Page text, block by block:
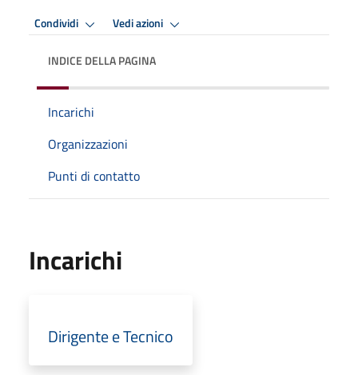
Condividi Vedi azioni
INDICE DELLA PAGINA
Incarichi
Organizzazioni
Punti di contatto
Incarichi
Dirigente e Tecnico